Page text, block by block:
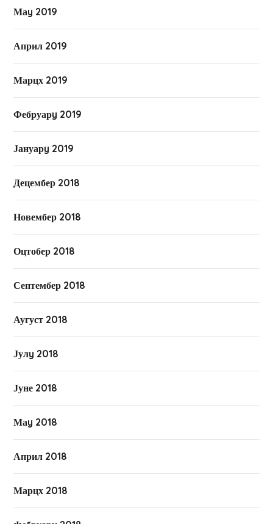
Маy 2019
Април 2019
Марцх 2019
Фебруарy 2019
Јануарy 2019
Децембер 2018
Новембер 2018
Оцтобер 2018
Септембер 2018
Аугуст 2018
Јулy 2018
Јуне 2018
Маy 2018
Април 2018
Марцх 2018